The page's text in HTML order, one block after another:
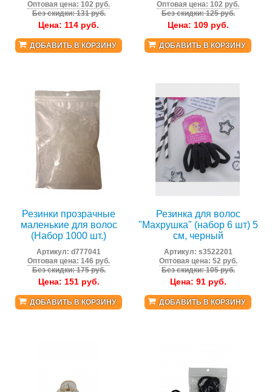
Оптовая цена: 102 руб.
Без скидки: 131 руб.
Цена: 114 руб.
ДОБАВИТЬ В КОРЗИНУ
Оптовая цена: 102 руб.
Без скидки: 125 руб.
Цена: 109руб.
ДОБАВИТЬ В КОРЗИНУ
Резинки прозрачные
маленькие для волос
(Набор 1000 шт.)
Артикул:d777041
Оптовая цена: 146 руб.
Без скидки: 175 руб.
Цена: 151руб.
ДОБАВИТЬ В КОРЗИНУ
Резинка для волос
"Махрушка" (набор 6 шт) 5
см, черный
Артикул: s3522201
Оптовая цена: 52 руб.
Без скидки: 105 руб.
Цена: 91руб.
ДОБАВИТЬ В КОРЗИНУ